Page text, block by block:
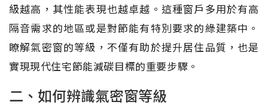
級越高，其性能表現也越卓越。這種窗戶多用於有高
隔音需求的地區或是對節能有特別要求的綠建築中。
瞭解氣密窗的等級，不僅有助於提升居住品質，也是
實現現代住宅節能減碳目標的重要步驟。
二、如何辨識氣密窗等級